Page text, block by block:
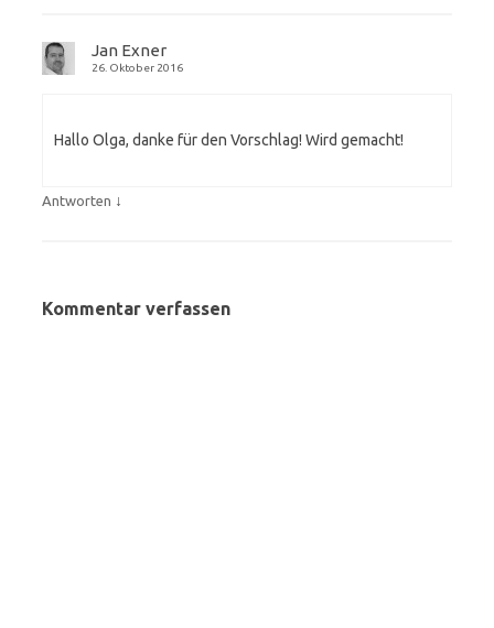
Jan Exner
26. Oktober 2016
Hallo Olga, danke für den Vorschlag! Wird gemacht!
Antworten ↓
Kommentar verfassen